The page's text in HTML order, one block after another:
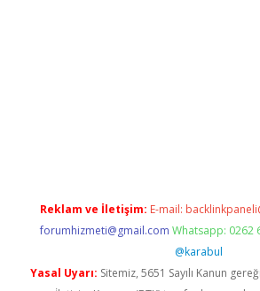
Reklam ve İletişim: E-mail:
forumhizmeti@gmail.com Whatsapp: 0262
@karabul
Yasal Uyarı: Sitemiz, 5651 Sayılı Kanun